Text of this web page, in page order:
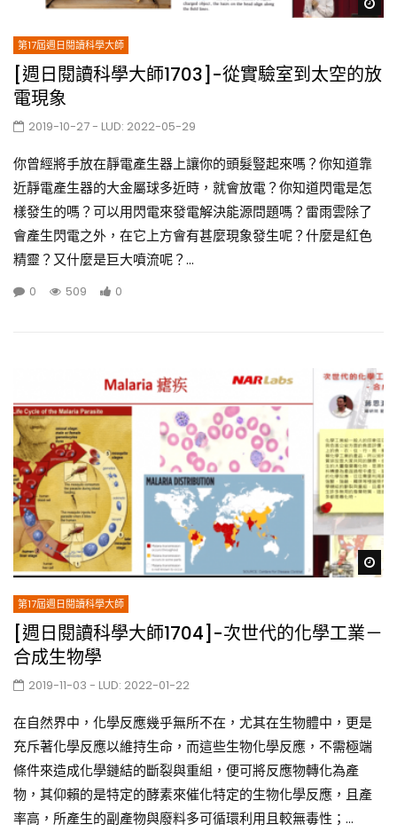
第17屆週日閱讀科學大師
[週日閱讀科學大師1703]-從實驗室到太空的放
電現象
2019-10-27- LUD: 2022-05-29
你曾經將手放在靜電產生器上讓你的頭髮豎起來嗎？你知道靠
近靜電產生器的大金屬球多近時，就會放電？你知道閃電是怎
樣發生的嗎？可以用閃電來發電解決能源問題嗎？雷雨雲除了
會產生閃電之外，在它上方會有甚麼現象發生呢？什麼是紅色
精靈？又什麼是巨大噴流呢？...
0 509 0
第17屆週日閱讀科學大師
[週日閱讀科學大師1704]-次世代的化學工業－
合成生物學
2019-11-03 - LUD: 2022-01-22
在自然界中，化學反應幾乎無所不在，尤其在生物體中，更是
充斥著化學反應以維持生命，而這些生物化學反應，不需極端
條件來造成化學鏈結的斷裂與重組，便可將反應物轉化為產
物，其仰賴的是特定的酵素來催化特定的生物化學反應，且產
率高，所產生的副產物與廢料多可循環利用且較無毒性；...